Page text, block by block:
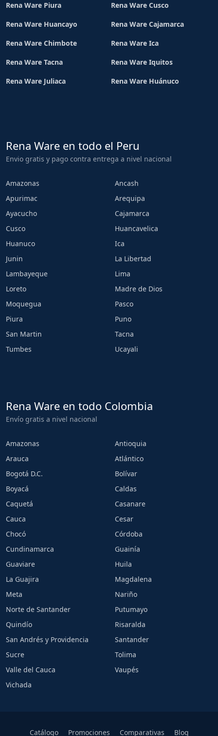
Rena Ware Piura Rena Ware Cusco
Rena Ware Huancayo Rena Ware Cajamarca
Rena Ware Chimbote Rena Ware Ica
Rena Ware Tacna Rena Ware Iquitos
Rena Ware Juliaca Rena Ware Huánuco
Rena Ware en todo el Peru
Envio gratis y pago contra entrega a nivel nacional
Amazonas
Ancash
Apurimac
Arequipa
Ayacucho
Cajamarca
Cusco
Huancavelica
Huanuco
Ica
Junin
La Libertad
Lambayeque
Lima
Loreto
Madre de Dios
Moquegua
Pasco
Piura
Puno
San Martin
Tacna
Tumbes
Ucayali
Rena Ware en todo Colombia
Envío gratis a nivel nacional
Amazonas
Antioquia
Arauca
Atlántico
Bogotá D.C.
Bolívar
Boyacá
Caldas
Caquetá
Casanare
Cauca
Cesar
Chocó
Córdoba
Cundinamarca
Guainía
Guaviare
Huila
La Guajira
Magdalena
Meta
Nariño
Norte de Santander
Putumayo
Quindío
Risaralda
San Andrés y Providencia
Santander
Sucre
Tolima
Valle del Cauca
Vaupés
Vichada
Catálogo Promociones Comparativas Blog